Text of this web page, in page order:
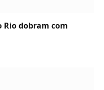
Rio dobram com